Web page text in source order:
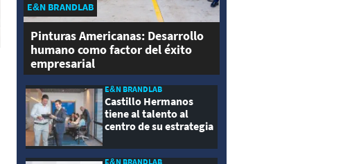
E&N BRANDLAB
Pinturas Americanas: Desarrollo
humano como factor del éxito
empresarial
E&N BRANDLAB
Castillo Hermanos
tiene al talento al
centro de su estrategia
E&N BRANDLAB